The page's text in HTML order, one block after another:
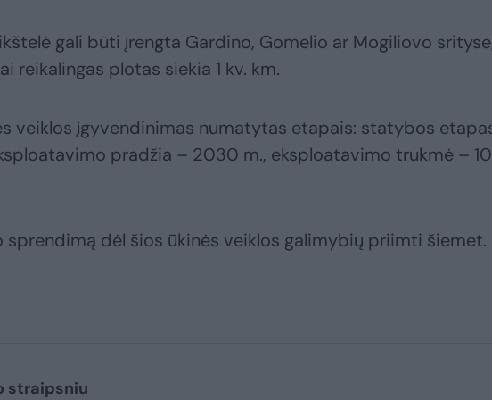
gali būti įrengta Gardino, Gomelio ar Mogiliovo
reikalingas plotas siekia 1 kv. km.
veiklos įgyvendinimas numatytas etapais: statybos
pradžia – 2030 m., eksploatavimo trukmė –
sprendimą dėl šios ūkinės veiklos galimybių priimti šiemet.
straipsniu